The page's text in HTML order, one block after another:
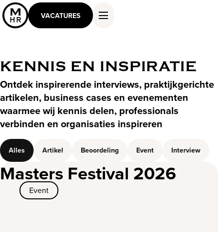
VACATURES
DIENSTEN EN OPLOSSINGEN
WERKEN ALS MASTER
KENNIS EN INSPIRATIE
OVER ONS
KENNIS EN INSPIRATIE
Ontdek inspirerende interviews, praktijkgerichte
artikelen, business cases en evenementen
waarmee wij kennis delen, professionals
verbinden en organisaties inspireren
Alles Artikel Beoordeling Event Interview
Event
Masters Festival 2026